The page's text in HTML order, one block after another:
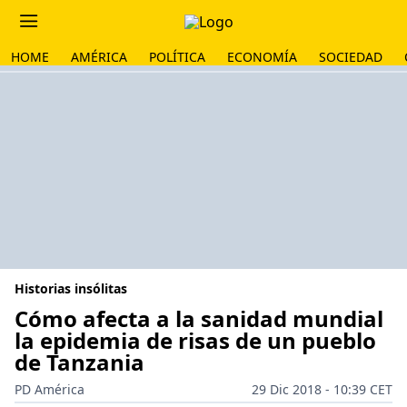
HOME AMÉRICA POLÍTICA ECONOMÍA SOCIEDAD
Historias insólitas
Cómo afecta a la sanidad mundial
la epidemia de risas de un pueblo
de Tanzania
PD América
29 Dic 2018 - 10:39 CET